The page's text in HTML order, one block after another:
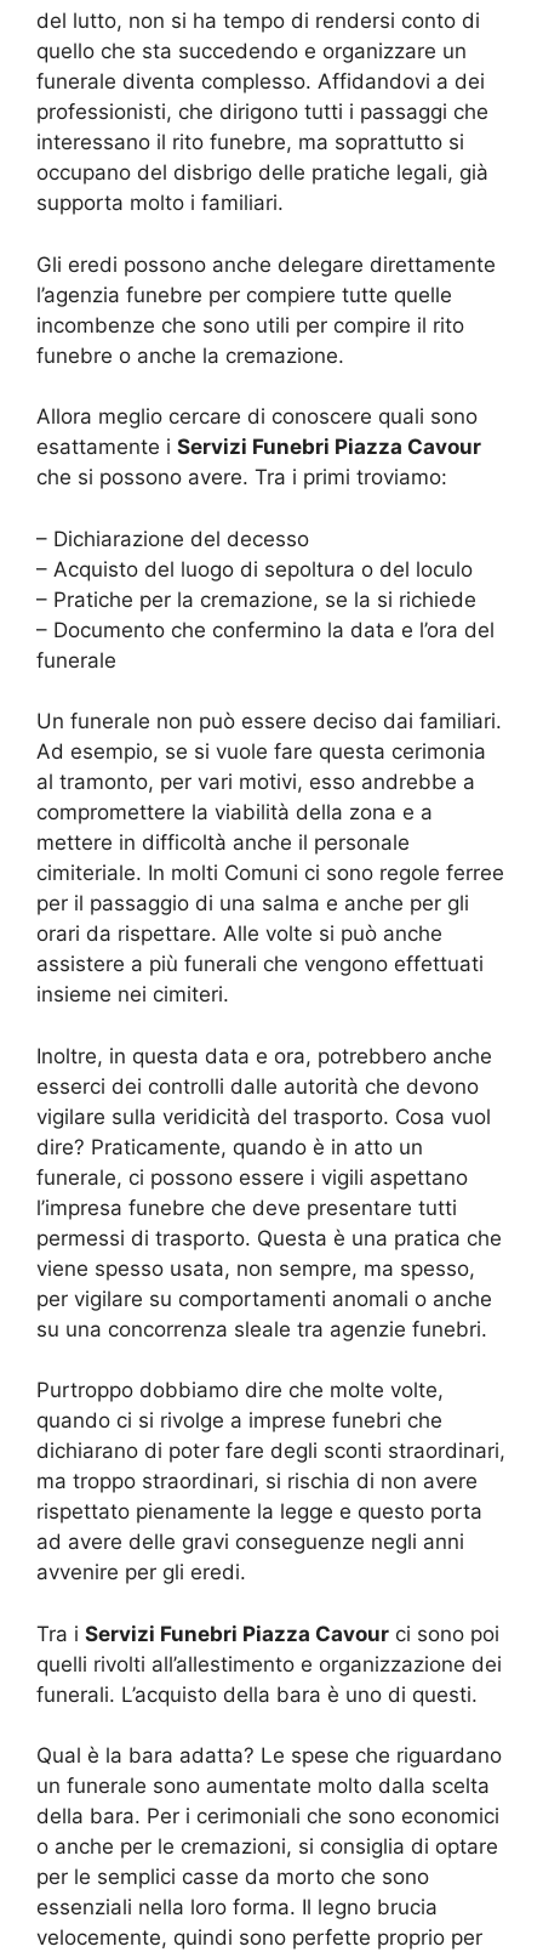
del lutto, non si ha tempo di rendersi conto di
quello che sta succedendo e organizzare un
funerale diventa complesso. Affidandovi a dei
professionisti, che dirigono tutti i passaggi che
interessano il rito funebre, ma soprattutto si
occupano del disbrigo delle pratiche legali, già
supporta molto i familiari.
Gli eredi possono anche delegare direttamente
l’agenzia funebre per compiere tutte quelle
incombenze che sono utili per compire il rito
funebre o anche la cremazione.
Allora meglio cercare di conoscere quali sono
esattamente i Servizi Funebri Piazza Cavour
che si possono avere. Tra i primi troviamo:
– Dichiarazione del decesso
– Acquisto del luogo di sepoltura o del loculo
– Pratiche per la cremazione, se la si richiede
– Documento che confermino la data e l’ora del
funerale
Un funerale non può essere deciso dai familiari.
Ad esempio, se si vuole fare questa cerimonia
al tramonto, per vari motivi, esso andrebbe a
compromettere la viabilità della zona e a
mettere in difficoltà anche il personale
cimiteriale. In molti Comuni ci sono regole ferree
per il passaggio di una salma e anche per gli
orari da rispettare. Alle volte si può anche
assistere a più funerali che vengono effettuati
insieme nei cimiteri.
Inoltre, in questa data e ora, potrebbero anche
esserci dei controlli dalle autorità che devono
vigilare sulla veridicità del trasporto. Cosa vuol
dire? Praticamente, quando è in atto un
funerale, ci possono essere i vigili aspettano
l’impresa funebre che deve presentare tutti
permessi di trasporto. Questa è una pratica che
viene spesso usata, non sempre, ma spesso,
per vigilare su comportamenti anomali o anche
su una concorrenza sleale tra agenzie funebri.
Purtroppo dobbiamo dire che molte volte,
quando ci si rivolge a imprese funebri che
dichiarano di poter fare degli sconti straordinari,
ma troppo straordinari, si rischia di non avere
rispettato pienamente la legge e questo porta
ad avere delle gravi conseguenze negli anni
avvenire per gli eredi.
Tra i Servizi Funebri Piazza Cavour ci sono poi
quelli rivolti all’allestimento e organizzazione dei
funerali. L’acquisto della bara è uno di questi.
Qual è la bara adatta? Le spese che riguardano
un funerale sono aumentate molto dalla scelta
della bara. Per i cerimoniali che sono economici
o anche per le cremazioni, si consiglia di optare
per le semplici casse da morto che sono
essenziali nella loro forma. Il legno brucia
velocemente, quindi sono perfette proprio per